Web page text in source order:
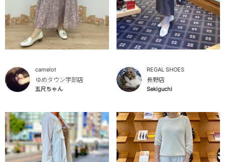
camelot
ゆめタウン宇部店
五尺ちゃん
REGAL SHOES
長野店
Sekiguchi